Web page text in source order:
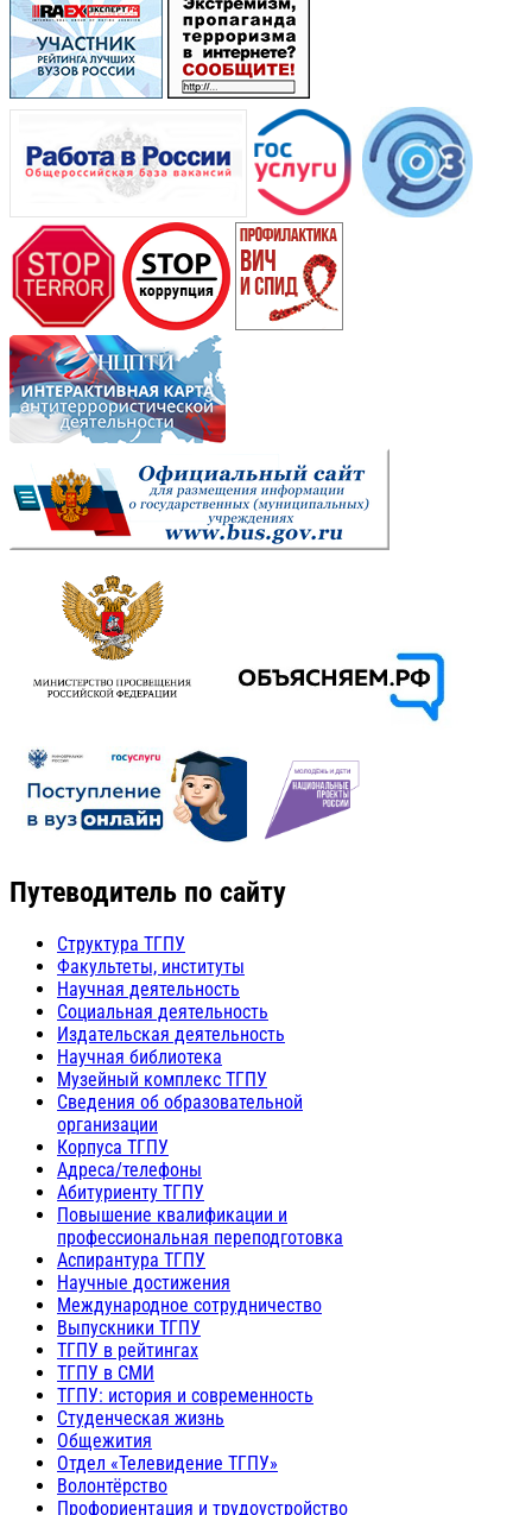
Путеводитель по сайту
Структура ТГПУ
Факультеты, институты
Научная деятельность
Социальная деятельность
Издательская деятельность
Научная библиотека
Музейный комплекс ТГПУ
Сведения об образовательной
организации
Корпуса ТГПУ
Адреса/телефоны
Абитуриенту ТГПУ
Повышение квалификации и
профессиональная переподготовка
Аспирантура ТГПУ
Научные достижения
Международное сотрудничество
Выпускники ТГПУ
ТГПУ в рейтингах
ТГПУ в СМИ
ТГПУ: история и современность
Студенческая жизнь
Общежития
Отдел «Телевидение ТГПУ»
Волонтёрство
Профориентация и трудоустройство